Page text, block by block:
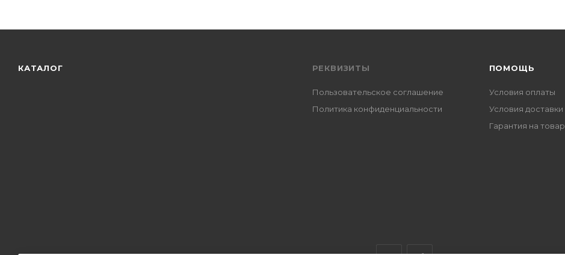
КАТАЛОГ РЕКВИЗИТЫ
Пользовательское соглашение
Политика конфиденциальности
ПОМОЩЬ
Условия оплаты
Условия доставки
Гарантия на товар